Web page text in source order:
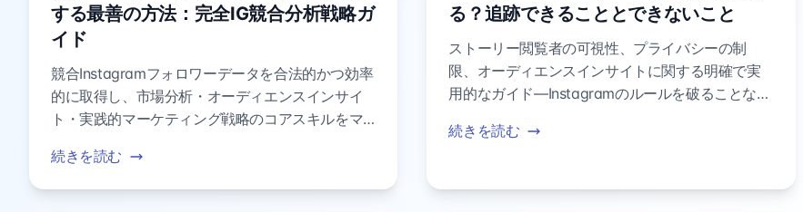
する最善の方法：完全IG競合分析戦略ガ
イド
競合Instagramフォロワーデータを合法的かつ効率
的に取得し、市場分析・オーディエンスインサイ
ト・実践的マーケティング戦略のコアスキルをマ
続きを読む
る？追跡できることとできないこと
ストーリー閲覧者の可視性、プライバシーの制
限、オーディエンスインサイトに関する明確で実
用的なガイド—Instagramのルールを破ることな
続きを読む